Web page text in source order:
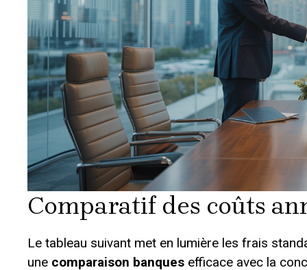
Comparatif des coûts
Le tableau suivant met en lumière les frais
une comparaison banques efficace avec la